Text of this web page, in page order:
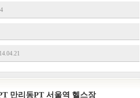
만리동PT 서울역 헬스장